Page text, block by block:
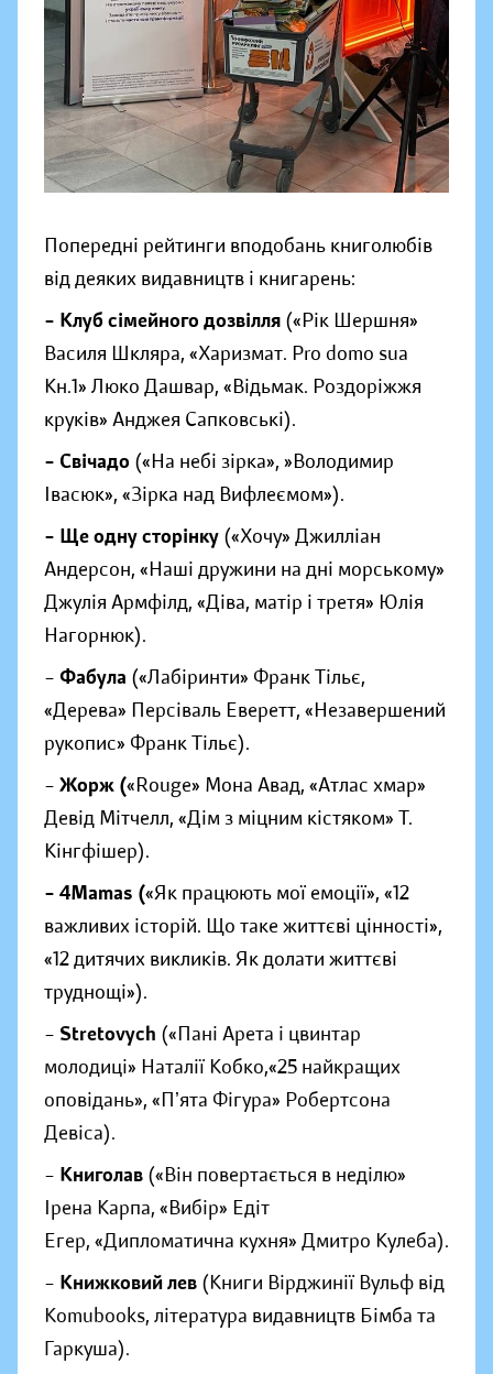
Попередні рейтинги вподобань книголюбів
від деяких видавництв і книгарень:
– Клуб сімейного дозвілля («Рік Шершня»
Василя Шкляра, «Харизмат. Pro domo sua
Кн.1» Люко Дашвар, «Відьмак. Роздоріжжя
круків» Анджея Сапковські).
– Свічадо («На небі зірка», »Володимир
Івасюк», «Зірка над Вифлеємом»).
– Ще одну сторінку («Хочу» Джилліан
Андерсон, «Наші дружини на дні морському»
Джулія Армфілд, «Діва, матір і третя» Юлія
Нагорнюк).
– Фабула («Лабіринти» Франк Тільє,
«Дерева» Персіваль Еверетт, «Незавершений
рукопис» Франк Тільє).
– Жорж («Rouge» Мона Авад, «Атлас хмар»
Девід Мітчелл, «Дім з міцним кістяком» Т.
Кінгфішер).
– 4Mamas («Як працюють мої емоції», «12
важливих історій. Що таке життєві цінності»,
«12 дитячих викликів. Як долати життєві
труднощі»).
– Stretovych («Пані Арета і цвинтар
молодиці» Наталії Кобко,«25 найкращих
оповідань», «Пʼята Фігура» Робертсона
Девіса).
– Книголав («Він повертається в неділю»
Ірена Карпа, ⁠«Вибір» Едіт
Егер, «Дипломатична кухня» Дмитро Кулеба).
– Книжковий лев (Книги Вірджинії Вульф від
Komubooks, література видавництв Бімба та
Гаркуша).